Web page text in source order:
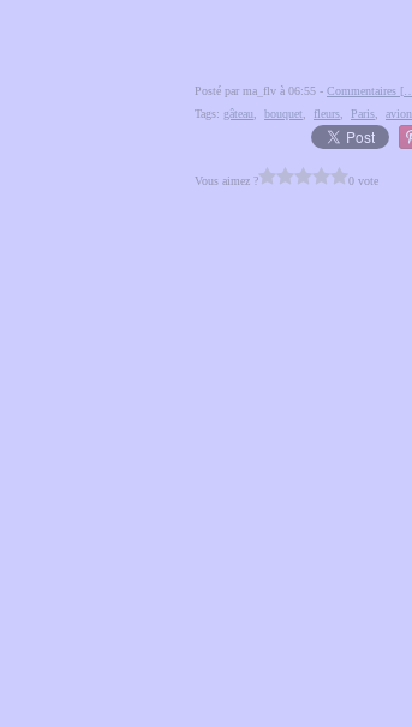
Posté par ma_flv à 06:55 - Commentaires [
Tags: gâteau bouquet fleurs Paris avion
Vous aimez ? 0 vote